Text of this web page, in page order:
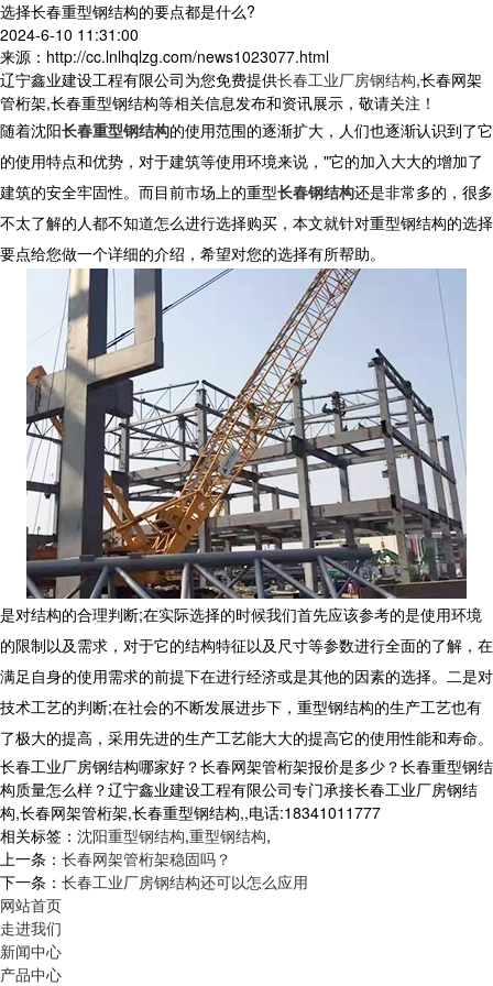
选择长春重型钢结构的要点都是什么?
2024-6-10 11:31:00
来源：http://cc.lnlhqlzg.com/news1023077.html
辽宁鑫业建设工程有限公司为您免费提供长春工业厂房钢结构,长春网架
管桁架,长春重型钢结构等相关信息发布和资讯展示，敬请关注！
随着沈阳长春重型钢结构的使用范围的逐渐扩大，人们也逐渐认识到了它
的使用特点和优势，对于建筑等使用环境来说，"它的加入大大的增加了
建筑的安全牢固性。而目前市场上的重型长春钢结构还是非常多的，很多
不太了解的人都不知道怎么进行选择购买，本文就针对重型钢结构的选择
要点给您做一个详细的介绍，希望对您的选择有所帮助。
是对结构的合理判断;在实际选择的时候我们首先应该参考的是使用环境
的限制以及需求，对于它的结构特征以及尺寸等参数进行全面的了解，在
满足自身的使用需求的前提下在进行经济或是其他的因素的选择。二是对
技术工艺的判断;在社会的不断发展进步下，重型钢结构的生产工艺也有
了极大的提高，采用先进的生产工艺能大大的提高它的使用性能和寿命。
长春工业厂房钢结构哪家好？长春网架管桁架报价是多少？长春重型钢结
构质量怎么样？辽宁鑫业建设工程有限公司专门承接长春工业厂房钢结
构,长春网架管桁架,长春重型钢结构,,电话:18341011777
相关标签： 沈阳重型钢结构,重型钢结构,
上一条： 长春网架管桁架稳固吗？
下一条： 长春工业厂房钢结构还可以怎么应用
网站首页
走进我们
新闻中心
产品中心